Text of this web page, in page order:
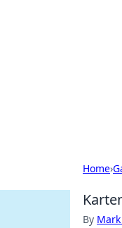
Home›
By